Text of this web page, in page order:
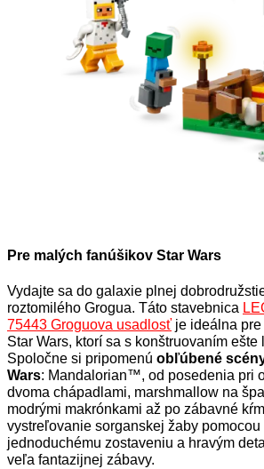
Pre malých fanúšikov Star Wars
Vydajte sa do galaxie plnej
roztomilého Grogua. Táto stavebnica
75443 Groguova usadlosť je ideálna
Star Wars, ktorí sa s konštruovaním ešte
Spoločne si pripomenú obľúbené
Wars: Mandalorian™, od posedenia pri
dvoma chápadlami, marshmallow na
modrými makrónkami až po zábavné
vystreľovanie sorganskej žaby
jednoduchému zostaveniu a hravým
veľa fantazijnej zábavy.